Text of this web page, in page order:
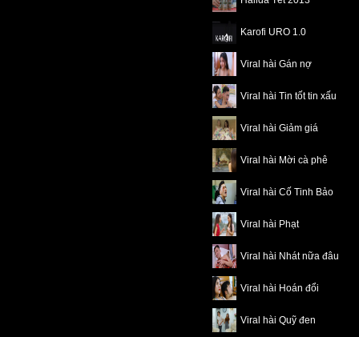
Karofi URO 1.0
Viral hài Gán nợ
Viral hài Tin tốt tin xấu
Viral hài Giảm giá
Viral hài Mời cà phê
Viral hài Cố Tinh Bảo
Viral hài Phạt
Viral hài Nhát nữa đâu
Viral hài Hoán đổi
Viral hài Quỹ đen